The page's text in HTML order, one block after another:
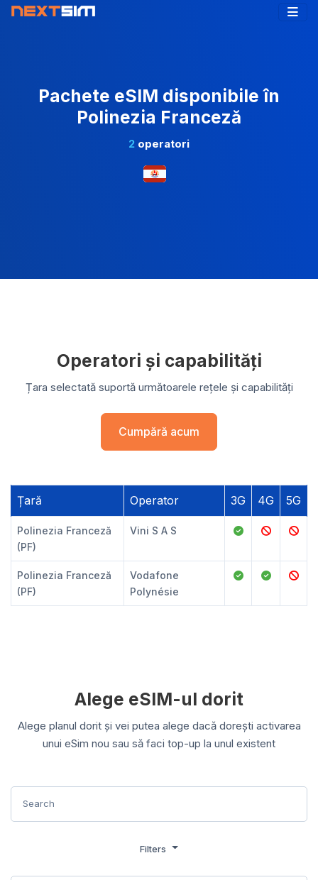
Pachete eSIM disponibile în
Polinezia Franceză
2 operatori
Operatori și capabilități
Țara selectată suportă următoarele rețele și capabilități
Cumpără acum
Țară Operator 3G 4G 5G
Polinezia Franceză
(PF)
Vini S A S
Polinezia Franceză
(PF)
Vodafone
Polynésie
Alege eSIM-ul dorit
Alege planul dorit și vei putea alege dacă dorești activarea
unui eSim nou sau să faci top-up la unul existent
Filters